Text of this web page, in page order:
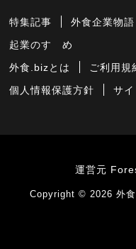
特集記事 外食企業物語
起業のすゝめ
外食.bizとは ご利用規
個人情報保護方針 サ
運営元
Copyright © 2026 外